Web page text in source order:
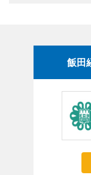
飯田